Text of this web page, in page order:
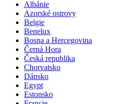
Poznávací zájezdy
Albánie
Azorské ostrovy
Belgie
Benelux
Bosna a Hercegovina
Černá Hora
Česká republika
Chorvatsko
Dánsko
Egypt